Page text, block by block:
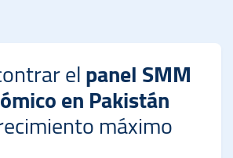
elpanel SMM
en Pakistán
máximo